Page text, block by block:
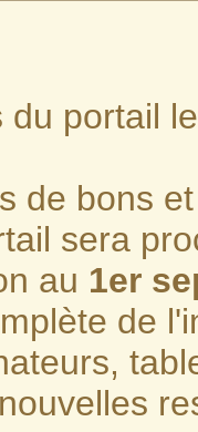
du portail
de bons
sera
au 1er
de